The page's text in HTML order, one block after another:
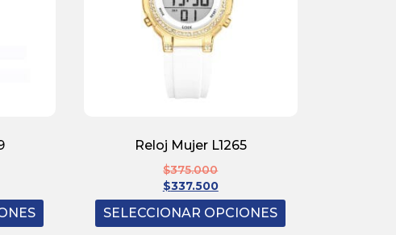
Reloj Mujer L1265
$375.000
$337.500
SELECCIONAR OPCIONES